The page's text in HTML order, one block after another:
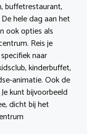
buffetrestaurant,
hele dag aan het
ook opties als
Reis je
naar
kinderbuffet,
animatie. Ook de
kunt bijvoorbeeld
dicht bij het